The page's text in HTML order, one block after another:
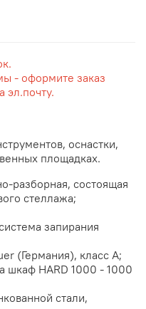
- оформите заказ
эл.почту.
оснастки,
площадках.
разборная, состоящая
стеллажа;
запирания
(Германия), класс A;
шкаф HARD 1000 - 1000
стали,